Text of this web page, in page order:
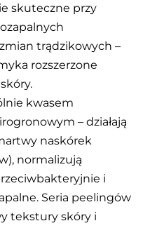
skuteczne przy
trądzikowych –
rozszerzone
kwasem
– działają
naskórek
normalizują
i
Seria peelingów
tekstury skóry i